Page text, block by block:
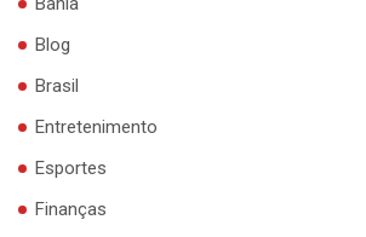
Blog
Brasil
Entretenimento
Esportes
Finanças